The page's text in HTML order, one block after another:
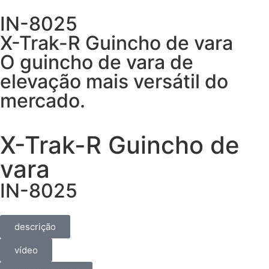
IN-8025
X-Trak-R Guincho de vara
O guincho de vara de
elevação mais versátil do
mercado.
X-Trak-R Guincho de
vara
IN-8025
descrição
vídeo